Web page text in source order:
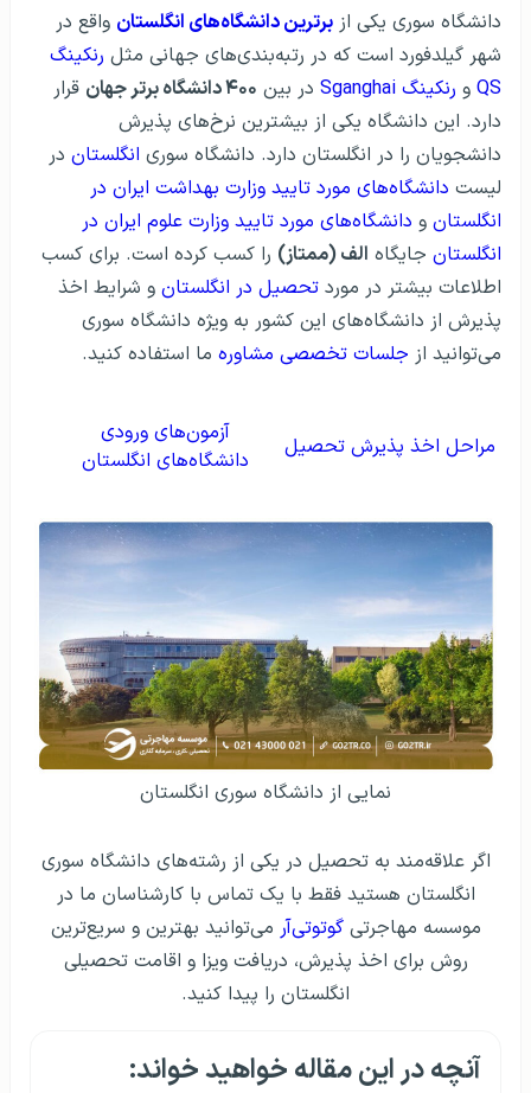
دانشگاه سوری یکی از برترین دانشگاه‌های انگلستان واقع در
شهر گیلدفورد است که در رتبه‌بندی‌های جهانی مثل رنکینگ
QS و رنکینگ Sganghai در بین ۴۰۰ دانشگاه برتر جهان
قرار
دارد. این دانشگاه یکی از بیشترین نرخ‌های پذیرش
دانشجویان را در انگلستان دارد. دانشگاه سوری انگلستان در
لیست دانشگاه‌‌های مورد تایید وزارت بهداشت ایران در
انگلستان و دانشگاه‌های مورد تایید وزارت علوم ایران در
انگلستان جایگاه الف (ممتاز) را کسب کرده است. برای کسب
اطلاعات بیشتر در مورد تحصیل در انگلستان و شرایط اخذ
پذیرش از دانشگاه‌های این کشور به ویژه دانشگاه سوری
می‌توانید از جلسات تخصصی مشاوره ما استفاده کنید.
مراحل اخذ پذیرش تحصیل
آزمون‌های ورودی
دانشگاه‌های انگلستان
نمایی از دانشگاه سوری انگلستان
اگر علاقه‌مند به تحصیل در یکی از رشته‌های دانشگاه سوری
انگلستان هستید فقط با یک تماس با کارشناسان ما در
موسسه مهاجرتیگوتوتی‌آر می‌توانید بهترین و سریع‌ترین
روش برای اخذ پذیرش، دریافت ویزا و اقامت تحصیلی
انگلستان را پیدا کنید.
آنچه در این مقاله خواهید خواند: